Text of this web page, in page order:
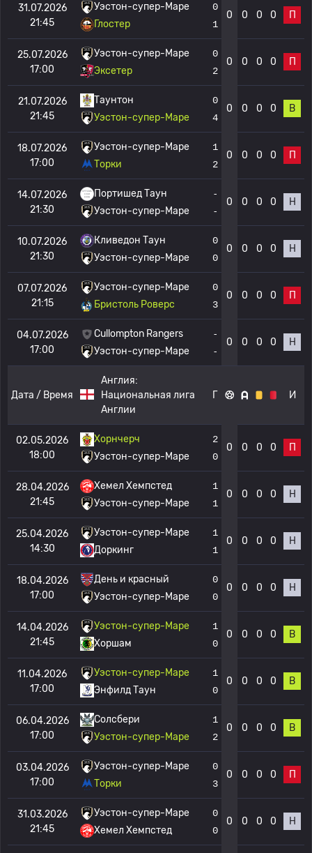
31.07.2026
21:45
Уэстон-супер-Маре
Глостер
0
1
0 0 0 0 П
25.07.2026
17:00
Уэстон-супер-Маре
Эксетер
0
2
0 0 0 0 П
21.07.2026
21:45
Таунтон
Уэстон-супер-Маре
0
4
0 0 0 0 В
18.07.2026
17:00
Уэстон-супер-Маре
Торки
1
2
0 0 0 0 П
14.07.2026
21:30
Портишед Таун
Уэстон-супер-Маре
-
-
0 0 0 0 Н
10.07.2026
21:30
Кливедон Таун
Уэстон-супер-Маре
0
0
0 0 0 0 Н
07.07.2026
21:15
Уэстон-супер-Маре
Бристоль Роверс
0
3
0 0 0 0 П
04.07.2026
17:00
Cullompton Rangers
Уэстон-супер-Маре
-
-
0 0 0 0 Н
Дата / Время
Англия:
Национальная лига
Англии
Г И
02.05.2026
18:00
Хорнчерч
Уэстон-супер-Маре
2
0
0 0 0 0 П
28.04.2026
21:45
Хемел Хемпстед
Уэстон-супер-Маре
1
1
0 0 0 0 Н
25.04.2026
14:30
Уэстон-супер-Маре
Доркинг
1
1
0 0 0 0 Н
18.04.2026
17:00
День и красный
Уэстон-супер-Маре
0
0
0 0 0 0 Н
14.04.2026
21:45
Уэстон-супер-Маре
Хоршам
1
0
0 0 0 0 В
11.04.2026
17:00
Уэстон-супер-Маре
Энфилд Таун
1
0
0 0 0 0 В
06.04.2026
17:00
Солсбери
Уэстон-супер-Маре
1
2
0 0 0 0 В
03.04.2026
17:00
Уэстон-супер-Маре
Торки
0
3
0 0 0 0 П
31.03.2026
21:45
Уэстон-супер-Маре
Хемел Хемпстед
0
0
0 0 0 0 Н